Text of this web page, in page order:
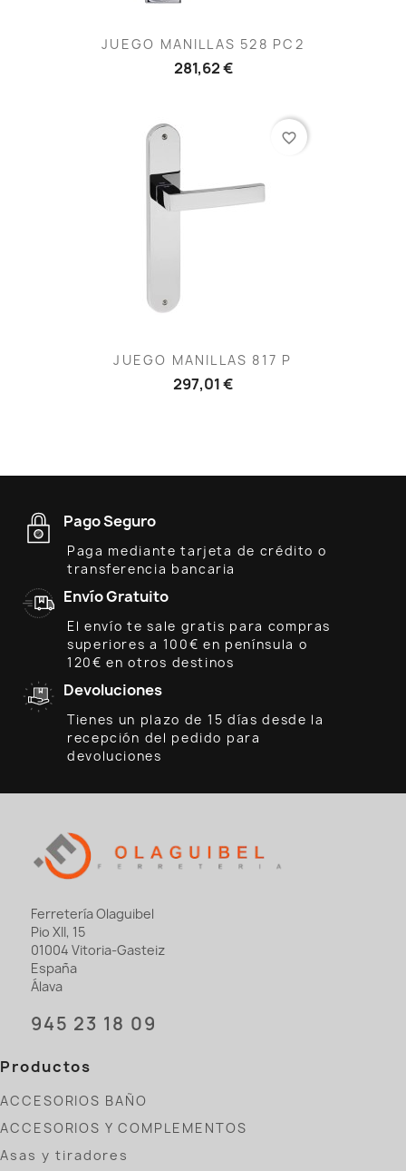
JUEGO MANILLAS 528 PC2
281,62 €
JUEGO MANILLAS 817 P
297,01 €
favorite_border
Pago Seguro
Paga mediante tarjeta de crédito o
transferencia bancaria
Envío Gratuito
El envío te sale gratis para compras
superiores a 100€ en península o
120€ en otros destinos
Devoluciones
Tienes un plazo de 15 días desde la
recepción del pedido para
devoluciones
Ferretería Olaguibel
Pio XII, 15
01004 Vitoria-Gasteiz
España
Álava
945 23 18 09
Productos
ACCESORIOS BAÑO
ACCESORIOS Y COMPLEMENTOS
Asas y tiradores